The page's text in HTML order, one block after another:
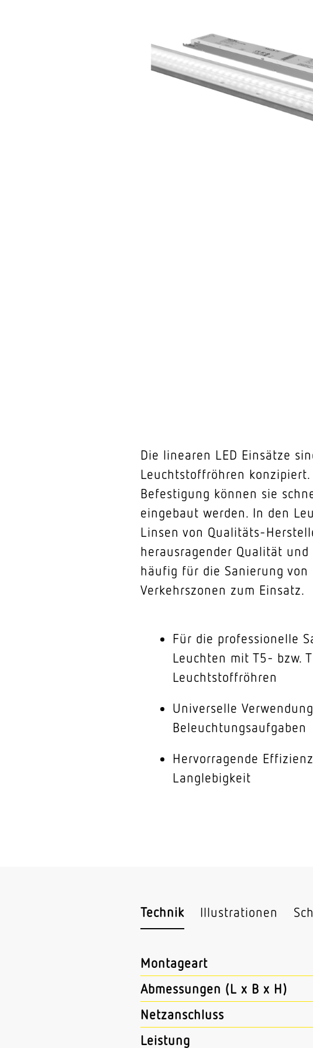
System­kom­po­nenten
Die linearen LED Einsätze
Leuchtstoffröhren
Befestigung können sie
eingebaut werden. In den
Linsen von Qualitäts-
herausragender Qualität
häufig für die Sanierung
Verkehrszonen zum Einsatz.
Für die professionelle
Leuchten mit T5- bzw.
Leuchtstoffröhren
Universelle
Beleuchtungsaufgaben
Hervorragende
Langlebigkeit
Technik Illustrationen
Montageart
Abmessungen (L x B x H)
Netzanschluss
Leistung